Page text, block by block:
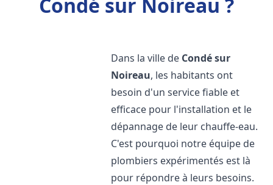
Dans la ville de Condé sur
Noireau, les habitants ont
besoin d'un service fiable et
efficace pour l'installation et le
dépannage de leur chauffe-eau.
C'est pourquoi notre équipe de
plombiers expérimentés est là
pour répondre à leurs besoins.